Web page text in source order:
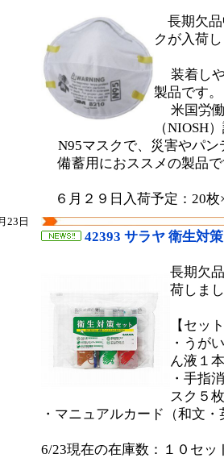
長期欠品
クが入荷
装着しや
製品です。
米国労働
（NIOSH
N95マスクで、災害やパン
備蓄用におススメの製品で
６月２９日入荷予定：20枚
23日
42393 サラヤ 衛生対
長期欠
荷しま
【セッ
・うが
ん液１本
・手指
スク５枚
・マニュアルカード（和文・
6/23現在の在庫数：１０セッ